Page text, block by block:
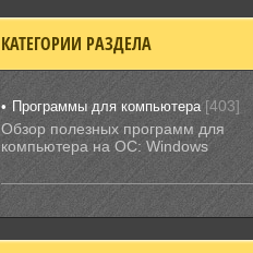
КАТЕГОРИИ РАЗДЕЛА
Программы для компьютера [403]
Обзор полезных программ для
компьютера на ОС: Windows